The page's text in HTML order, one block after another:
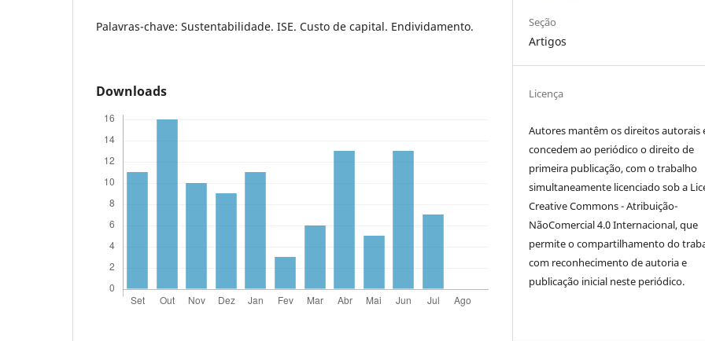
Palavras-chave: Sustentabilidade. ISE. Custo de capital. Endividamento.
Downloads
Seção
Artigos
Licença
Autores mantêm os direitos autorais
concedem ao periódico o direito de
primeira publicação, com o trabalho
simultaneamente licenciado sob a
Creative Commons - Atribuição-
NãoComercial 4.0 Internacional, que
permite o compartilhamento do
com reconhecimento de autoria e
publicação inicial neste periódico.